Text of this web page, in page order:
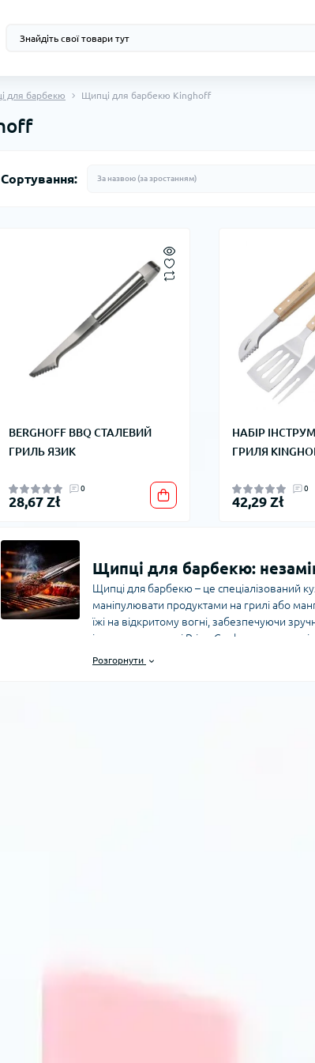
для барбекю Щипці для барбекю Kinghoff
Сортування:
BERGHOFF BBQ СТАЛЕВИЙ
ГРИЛЬ ЯЗИК
0
28,67 Zł
НАБІР
ГРИЛЯ
0
42,29 Zł
Щипці для барбекю:
Щипці для барбекю – це спеціалізований
маніпулювати продуктами на грилі або
їжі на відкритому вогні, забезпечуючи
інтернет-магазині PrimeCook
початківців, так і професіоналів барбекю.
деформується від високих температур і
матеріалом, наприклад, силіконом або
Розгорнути